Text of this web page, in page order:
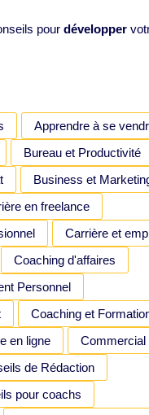
pour développer
Apprendre à se
Bureau et Productivité
Business et
en freelance
Carrière et
Coaching d'affaires
Personnel
Coaching et
en ligne
Commercial
de Rédaction
pour coachs